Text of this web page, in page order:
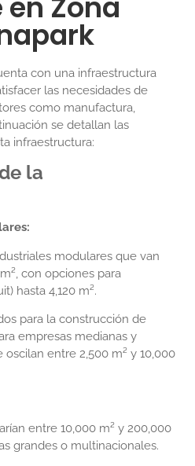
con una infraestructura
las necesidades de
como manufactura,
se detallan las
infraestructura:
la
modulares que van
con opciones para
hasta 4,120 m².
para la construcción de
empresas medianas y
entre 2,500 m² y 10,000
entre 10,000 m² y 200,000
grandes o multinacionales.